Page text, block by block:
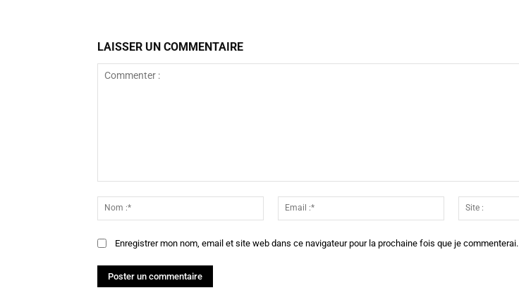
LAISSER UN COMMENTAIRE
:*
Email
:*
Enregistrer mon nom, email et site web dans ce navigateur pour la prochaine fois que je commenterai.